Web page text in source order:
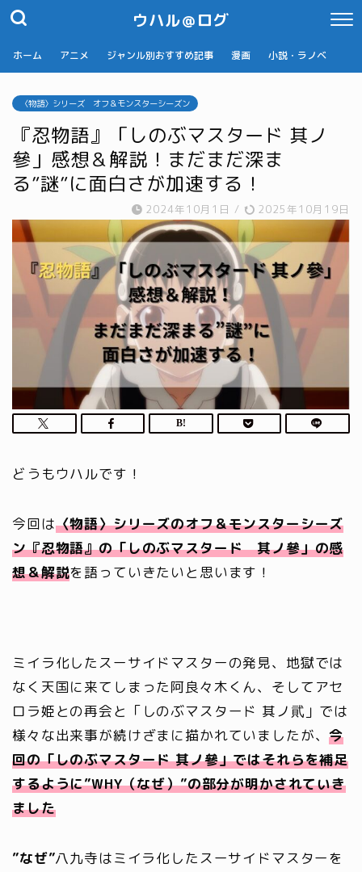
ウハル＠ログ
ホーム アニメ ジャンル別おすすめ記事 漫画 小説・ラノベ
〈物語〉シリーズ オフ＆モンスターシーズン
『忍物語』「しのぶマスタード 其ノ
參」感想＆解説！まだまだ深ま
る”謎”に面白さが加速する！
2024年10月1日 / 2025年10月19日
どうもウハルです！
今回は〈物語〉シリーズのオフ＆モンスターシーズ
ン『忍物語』の「しのぶマスタード 其ノ參」の感
想＆解説を語っていきたいと思います！
ミイラ化したスーサイドマスターの発見、地獄では
なく天国に来てしまった阿良々木くん、そしてアセ
ロラ姫との再会と「しのぶマスタード 其ノ貮」では
様々な出来事が続けざまに描かれていましたが、今
回の「しのぶマスタード 其ノ參」ではそれらを補足
するように”WHY（なぜ）”の部分が明かされていき
ました
”なぜ”八九寺はミイラ化したスーサイドマスターを